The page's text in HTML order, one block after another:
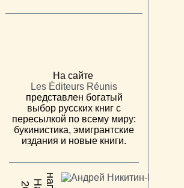
На сайте
Les Éditeurs Réunis
представлен богатый
выбор русских книг с
пересылкой по всему миру:
букинистика, эмигрантские
издания и новые книги.